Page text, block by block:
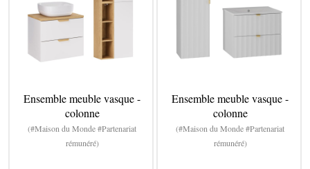
Ensemble meuble vasque -
colonne
(#Maison du Monde #Partenariat
rémunéré)
Ensemble meuble vasque -
colonne
(#Maison du Monde #Partenariat
rémunéré)